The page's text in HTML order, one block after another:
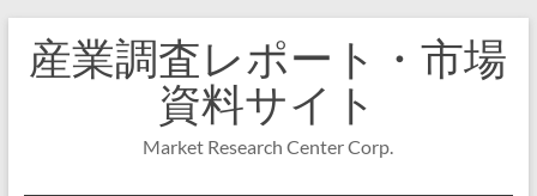
産業調査レポート・市場
資料サイト
Market Research Center Corp.